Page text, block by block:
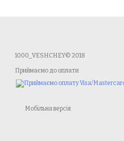
1000_VESHCHEY© 2018
Приймаємо до оплати
Мобільна версія